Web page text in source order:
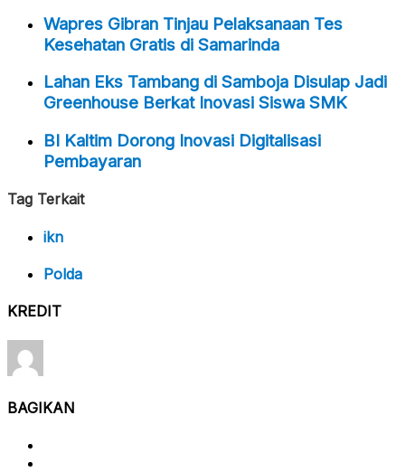
Wapres Gibran Tinjau Pelaksanaan Tes
Kesehatan Gratis di Samarinda
Lahan Eks Tambang di Samboja Disulap Jadi
Greenhouse Berkat Inovasi Siswa SMK
BI Kaltim Dorong Inovasi Digitalisasi
Pembayaran
Tag Terkait
ikn
Polda
KREDIT
BAGIKAN